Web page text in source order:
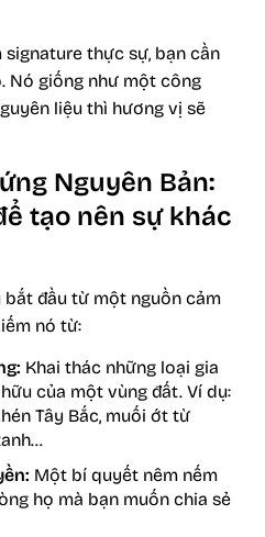
thực sự, bạn cần
Nó giống như một công
liệu thì hương vị sẽ
Nguyên Bản:
tạo nên sự khác
bắt đầu từ một nguồn cảm
nó từ:
Khai thác những loại gia
của một vùng đất. Ví dụ:
Tây Bắc, muối ớt từ
Một bí quyết nêm nếm
họ mà bạn muốn chia sẻ